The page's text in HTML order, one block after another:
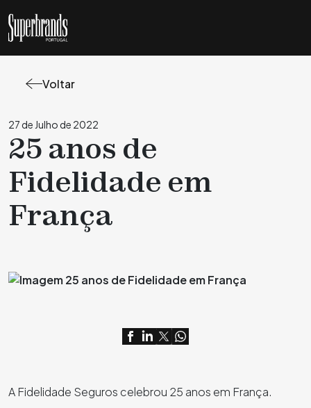
Voltar
27 de Julho de 2022
25 anos de
Fidelidade em
França
A Fidelidade Seguros celebrou 25 anos em França.